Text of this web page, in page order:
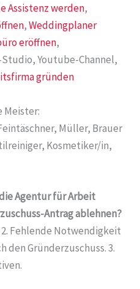
Assistenz werden,
,Weddingplaner
eröffnen,
Youtube-Channel,
gründen
Meister:
Müller, Brauer
Kosmetiker/in,
Agentur für Arbeit
Antrag ablehnen?
Fehlende Notwendigkeit
den Gründerzuschuss. 3.